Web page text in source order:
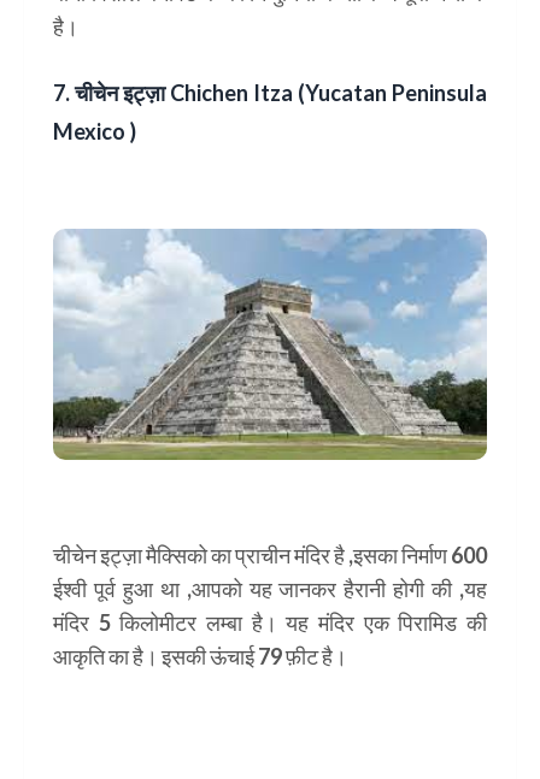
है।
7. चीचेन इट्ज़ा Chichen Itza (Yucatan Peninsula
Mexico )
चीचेन इट्ज़ा मैक्सिको का प्राचीन मंदिर है ,इसका निर्माण 600
ईश्वी पूर्व हुआ था ,आपको यह जानकर हैरानी होगी की ,यह
मंदिर 5 किलोमीटर लम्बा है। यह मंदिर एक पिरामिड की
आकृति का है। इसकी ऊंचाई 79 फ़ीट है।